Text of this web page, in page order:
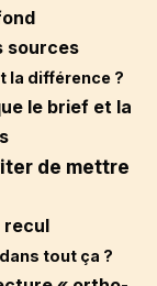
sources
la différence ?
le brief et la
de mettre
recul
tout ça ?